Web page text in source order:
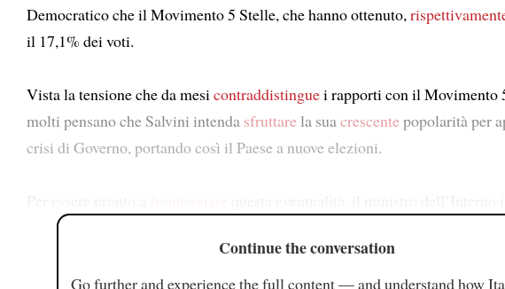
Democratico che il Movimento 5 Stelle, che hanno ottenuto,
il 17,1% dei voti.
Vista la tensione che da mesi contraddistinguei rapporti con il Movimento
molti pensano che Salvini intenda sfruttarela sua crescentepopolarità per
crisi di Governo, portando così il Paese a nuove elezioni.
Continue the conversation
Go further and experience the full content — and understand how